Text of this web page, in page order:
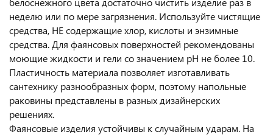
неделю или по мере загрязнения. Используйте чистящие
средства, НЕ содержащие хлор, кислоты и энзимные
средства. Для фаянсовых поверхностей рекомендованы
моющие жидкости и гели со значением pH не более 10.
Пластичность материала позволяет изготавливать
сантехнику разнообразных форм, поэтому напольные
раковины представлены в разных дизайнерских
решениях.
Фаянсовые изделия устойчивы к случайным ударам. На